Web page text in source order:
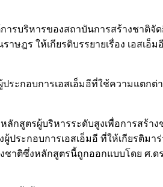
รบริหารของสถาบันการสร้างชาติ
ฎร ให้เกียรติบรรยายเรื่อง เอสเอ็
ระกอบการเอสเอ็มอีที่ใช้ความแต
สูตรผู้บริหารระดับสูงเพื่อการสร้าง
ระกอบการเอสเอ็มอี ที่ให้เกียรติ
าติซึ่งหลักสูตรนี้ถูกออกแบบโดย ศ.